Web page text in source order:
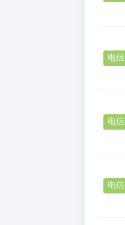
电信
电信
电信